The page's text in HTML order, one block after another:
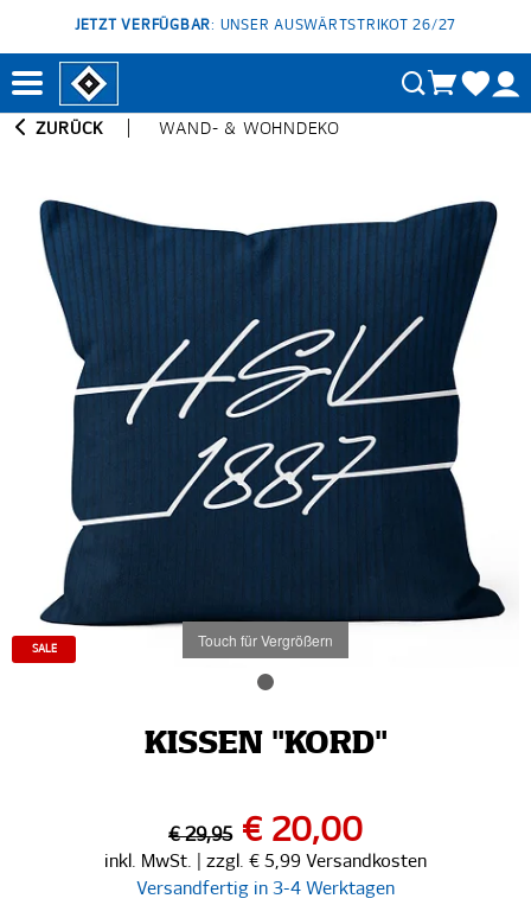
JETZT VERFÜGBAR: UNSER AUSWÄRTSTRIKOT 26/27
ZURÜCK WAND- & WOHNDEKO
Touch für Vergrößern
SALE
KISSEN "KORD"
€ 29,95 € 20,00
inkl. MwSt. | zzgl. € 5,99 Versandkosten
Versandfertig in 3-4 Werktagen